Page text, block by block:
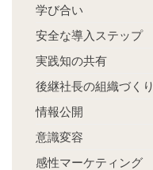
学び合い
安全な導入ステップ
実践知の共有
後継社長の組織づくり
情報公開
意識変容
感性マーケティング